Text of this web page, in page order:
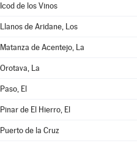
Icod de los Vinos
Llanos de Aridane, Los
Matanza de Acentejo, La
Orotava, La
Paso, El
Pinar de El Hierro, El
Puerto de la Cruz